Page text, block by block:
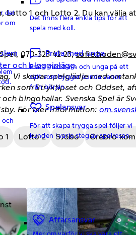
det
om
Det finns flera enkla tips för att
spela med koll.
Prata med unga
Prata med barn och unga på ett
sätt som bygger sunda vanor
från början.
och
Spelansvar
För att skapa trygga spel följer vi
kunden i varje steg av spelresan.
Affärsansvar
Mer om varför vi ska vara ett
Lotto 1 och Lotto 2. Du kan välja
070-323 42 23,
och blogginlägg.
Vi skapar spelglädje med
som Stryktipset och Oddset,
bingohallar. Svenska Spel är
För mer information:
1 Lotto 2 SJöbo Örebro